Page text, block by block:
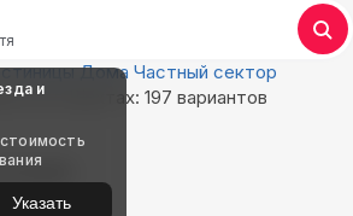
Дома Частный сектор
в Шахтах: 197 вариантов
и
Указать